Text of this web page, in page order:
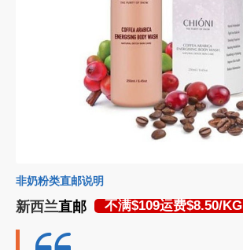
非奶粉类直邮说明
新西兰直邮 不满$109运费$8.50/KG